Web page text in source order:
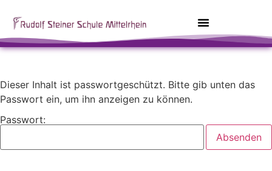
Dieser Inhalt ist passwortgeschützt. Bitte gib unten das
Passwort ein, um ihn anzeigen zu können.
Passwort: